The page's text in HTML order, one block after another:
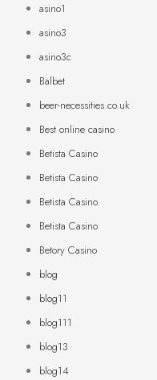
asino1
asino3
asino3c
Balbet
beer-necessities.co.uk
Best online casino
Betista Casino
Betista Casino
Betista Casino
Betista Casino
Betory Casino
blog
blog11
blog111
blog13
blog14